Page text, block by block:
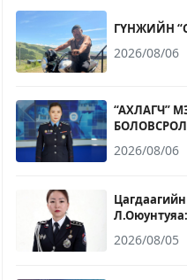
ГҮНЖИЙН
2026/08/06
“АХЛАГЧ”
ДУНД
БОЛОМЖТОЙ
2026/08/06
Л.Оюунтуяа:
ажил, амьдралдаа
2026/08/05